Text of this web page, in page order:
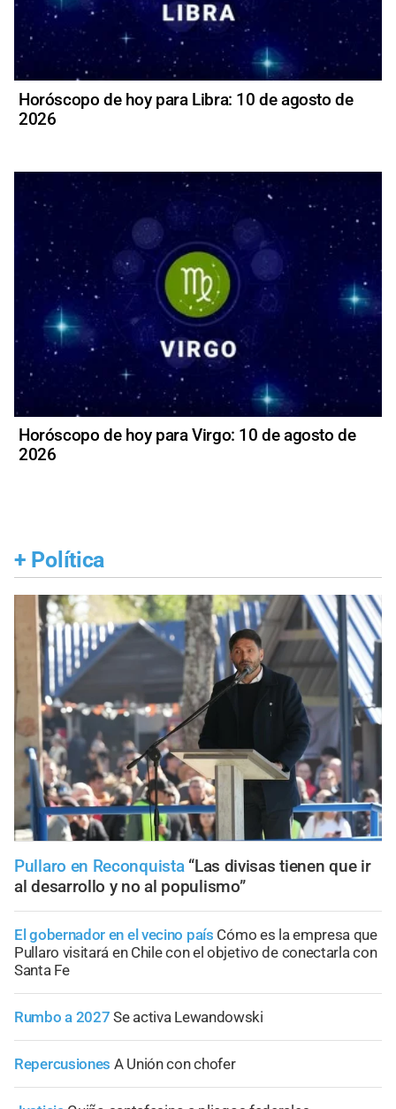
Horóscopo de hoy para Libra: 10 de agosto de
2026
Horóscopo de hoy para Virgo: 10 de agosto de
2026
+ Política
Pullaro en Reconquista “Las divisas tienen que ir
al desarrollo y no al populismo”
El gobernador en el vecino país Cómo es la empresa que
Pullaro visitará en Chile con el objetivo de conectarla con
Santa Fe
Rumbo a 2027 Se activa Lewandowski
Repercusiones A Unión con chofer